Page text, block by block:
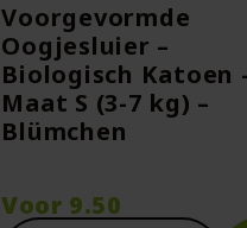
Voorgevormde
Oogjesluier –
Biologisch Katoen
Maat S (3-7 kg) –
Blümchen
Voor 9.50